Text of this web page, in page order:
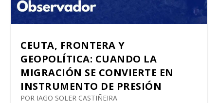
CEUTA, FRONTERA Y
GEOPOLÍTICA: CUANDO LA
MIGRACIÓN SE CONVIERTE EN
INSTRUMENTO DE PRESIÓN
POR IAGO SOLER CASTIÑEIRA